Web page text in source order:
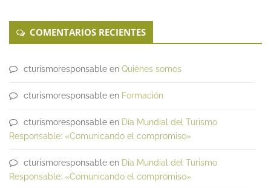
COMENTARIOS RECIENTES
cturismoresponsable en Quiénes somos
cturismoresponsable en Formación
cturismoresponsable en Día Mundial del Turismo
Responsable: «Comunicando el compromiso»
cturismoresponsable en Día Mundial del Turismo
Responsable: «Comunicando el compromiso»